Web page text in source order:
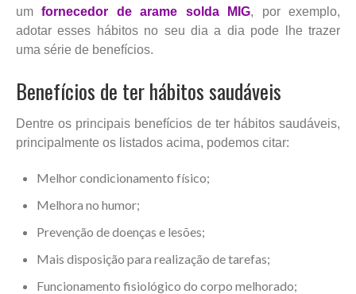
umfornecedor de arame solda MIG, por exemplo,
adotar esses hábitos no seu dia a dia pode lhe trazer
uma série de benefícios.
Benefícios de ter hábitos saudáveis
Dentre os principais benefícios de ter hábitos saudáveis,
principalmente os listados acima, podemos citar:
Melhor condicionamento físico;
Melhora no humor;
Prevenção de doenças e lesões;
Mais disposição para realização de tarefas;
Funcionamento fisiológico do corpo melhorado;